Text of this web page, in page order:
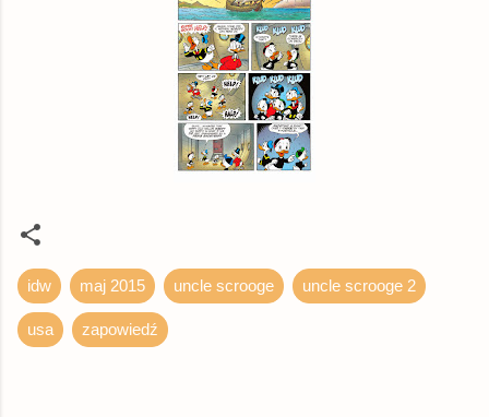
idw maj 2015 uncle scrooge uncle scrooge 2
usa zapowiedź